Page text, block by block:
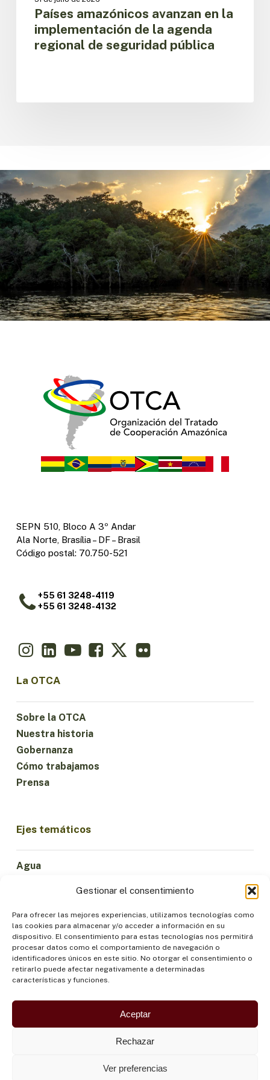
Gestionar el consentimiento
Para ofrecer las mejores experiencias, utilizamos tecnologías como
las cookies para almacenar y/o acceder a información en su
dispositivo. El consentimiento para estas tecnologías nos permitirá
procesar datos como el comportamiento de navegación o
identificadores únicos en este sitio. No otorgar el consentimiento o
retirarlo puede afectar negativamente a determinadas
características y funciones.
Aceptar
Rechazar
Ver preferencias
Países amazónicos avanzan en la
implementación de la agenda
regional de seguridad pública
SEPN 510, Bloco A 3º Andar
Ala Norte, Brasília – DF – Brasil
Código postal: 70.750-521
+55 61 3248-4119
+55 61 3248-4132
La OTCA
Sobre la OTCA
Nuestra historia
Gobernanza
Cómo trabajamos
Prensa
Ejes temáticos
Agua
Economía Sostenible
Bosques y Biodiversidad
Institucionalidad
Participación
Pueblos Indígenas